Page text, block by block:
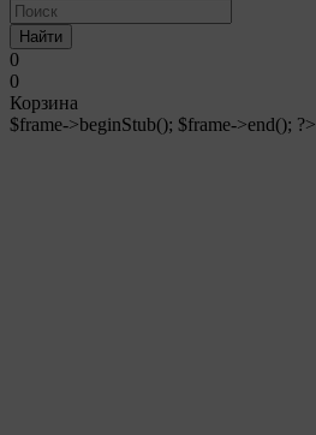
Найти
0
0
Корзина
$frame->beginStub(); $frame->end(); ?>